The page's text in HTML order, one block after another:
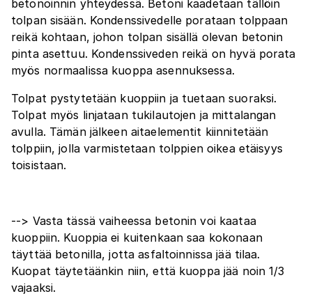
betonoinnin yhteydessä. Betoni kaadetaan tällöin
tolpan sisään. Kondenssivedelle porataan tolppaan
reikä kohtaan, johon tolpan sisällä olevan betonin
pinta asettuu. Kondenssiveden reikä on hyvä porata
myös normaalissa kuoppa asennuksessa.
Tolpat pystytetään kuoppiin ja tuetaan suoraksi.
Tolpat myös linjataan tukilautojen ja mittalangan
avulla. Tämän jälkeen aitaelementit kiinnitetään
tolppiin, jolla varmistetaan tolppien oikea etäisyys
toisistaan.
--> Vasta tässä vaiheessa betonin voi kaataa
kuoppiin. Kuoppia ei kuitenkaan saa kokonaan
täyttää betonilla, jotta asfaltoinnissa jää tilaa.
Kuopat täytetäänkin niin, että kuoppa jää noin 1/3
vajaaksi.